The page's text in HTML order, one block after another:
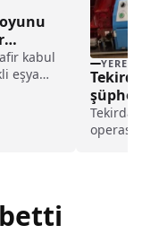
kabul
eşya
YEREL